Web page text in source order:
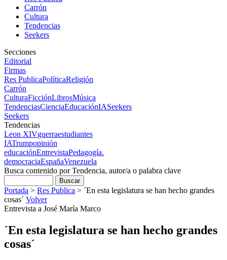
Carrón
Cultura
Tendencias
Seekers
Secciones
Editorial
Firmas
Res PublicaPolíticaReligión
Carrón
CulturaFicciónLibrosMúsica
TendenciasCienciaEducaciónIASeekers
Seekers
Tendencias
Leon XIVguerraestudiantes
IATrumpopinión
educaciónEntrevistaPedagogía.
democraciaEspañaVenezuela
Busca contenido por Tendencia, autor/a o palabra clave
Portada > Res Publica > ´En esta legislatura se han hecho grandes
cosas´ Volver
Entrevista a José María Marco
´En esta legislatura se han hecho grandes
cosas´